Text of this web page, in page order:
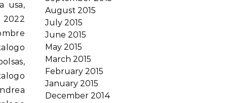
catalogo andrea adidas 2022, catalogo andrea accesorios 2022, catalogo deportivo andrea adidas 2022, catalogo outlet andrea agosto 2022, catalogo andrea adolescentes 2022, catalogo andrea abril 2022, catalogo andrea marcas adidas, catalogo andrea zapatos, catalogo andrea zapatos 2022, catalogo andrea zapatillas, catalogo andrea zapatos dama 2022, catalogo andrea zapato escolar 2022, catalogo andrea zapatillas 2022, catalogo andrea zapatos hombre, catalogo andrea zapatos de fiesta, catalogo andrea zapatos para caba
August 2015
July 2015
June 2015
May 2015
March 2015
February 2015
January 2015
December 2014